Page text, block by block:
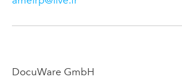
DocuWare GmbH